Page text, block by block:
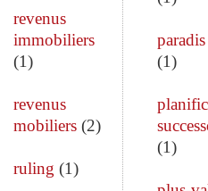
revenus
immobiliers
(1)
revenus
mobiliers(2)
ruling (1)
(1)
(1)